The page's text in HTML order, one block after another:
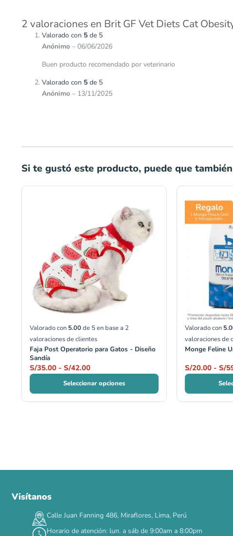
2 valoraciones en Brit GF Vet Diets Cat
Valorado con 5 de 5
Anónimo – 06/06/2026
Buen producto recomendado por veterinario
Valorado con 5 de 5
Anónimo – 13/11/2025
Si te gustó este producto, puede que
Valorado con 5.00de 5 en base a 2
valoraciones de clientes
Faja Post Operatorio para Gatos - Diseño
Sandía
S/35.00 - S/42.00
desde
S/35.00
hasta
S/42.00
Seleccionar opciones
Valorado con
valoraciones de
Monge Feline
S/20.00 - S/
✕
Visítanos
Calle Juan Fanning 486, Miraflores, Lima, Perú
Horario de atención: lun. a sáb de 9:00am a 8:00pm